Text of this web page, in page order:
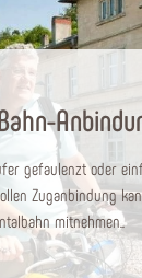
gefaulenzt oder
Zuganbindung
mitnehmen..